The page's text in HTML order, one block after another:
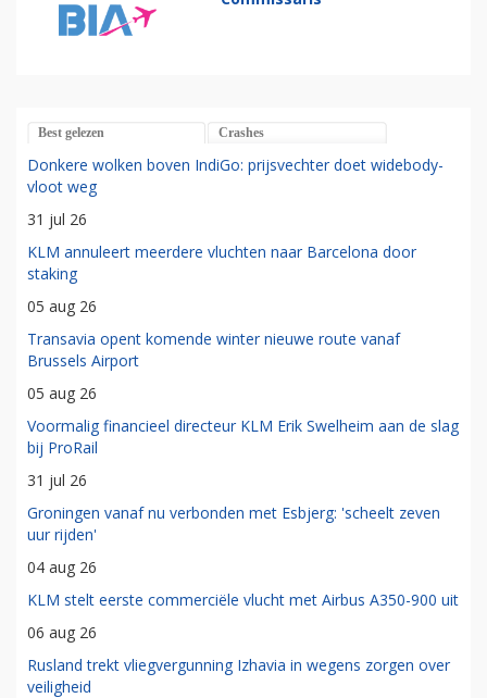
Best gelezen Crashes
Donkere wolken boven IndiGo: prijsvechter doet widebody-
vloot weg
31 jul 26
KLM annuleert meerdere vluchten naar Barcelona door
staking
05 aug 26
Transavia opent komende winter nieuwe route vanaf
Brussels Airport
05 aug 26
Voormalig financieel directeur KLM Erik Swelheim aan de slag
bij ProRail
31 jul 26
Groningen vanaf nu verbonden met Esbjerg: 'scheelt zeven
uur rijden'
04 aug 26
KLM stelt eerste commerciële vlucht met Airbus A350-900 uit
06 aug 26
Rusland trekt vliegvergunning Izhavia in wegens zorgen over
veiligheid